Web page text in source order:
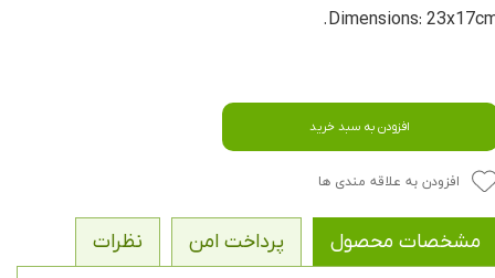
Dimensions:
افزودن به سبد خرید
افزودن به علاقه مندی ها
مشخصات محصول پرداخت امن نظرات